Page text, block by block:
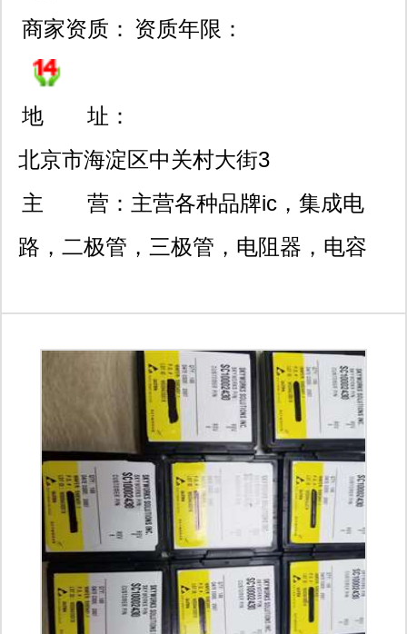
商家资质： 资质年限：
地 址：
北京市海淀区中关村大街3
2号和盛嘉业大厦10层第10
11室
主 营： 主营各种品牌ic，集成电
路，二极管，三极管，电阻器，电容